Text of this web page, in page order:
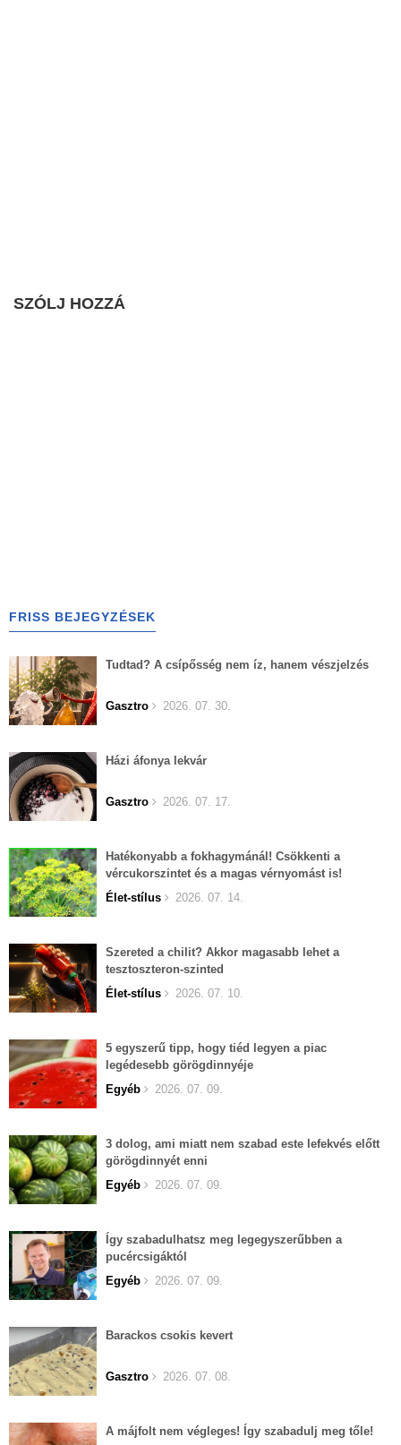
SZÓLJ HOZZÁ
FRISS BEJEGYZÉSEK
Tudtad? A csípősség nem íz, hanem vészjelzés
Gasztro 2026. 07. 30.
Házi áfonya lekvár
Gasztro 2026. 07. 17.
Hatékonyabb a fokhagymánál! Csökkenti a
vércukorszintet és a magas vérnyomást is!
Élet-stílus
2026. 07. 14.
Szereted a chilit? Akkor magasabb lehet a
tesztoszteron-szinted
Élet-stílus
2026. 07. 10.
5 egyszerű tipp, hogy tiéd legyen a piac
legédesebb görögdinnyéje
Egyéb
2026. 07. 09.
3 dolog, ami miatt nem szabad este lefekvés előtt
görögdinnyét enni
Egyéb
2026. 07. 09.
Így szabadulhatsz meg legegyszerűbben a
pucércsigáktól
Egyéb
2026. 07. 09.
Barackos csokis kevert
Gasztro 2026. 07. 08.
A májfolt nem végleges! Így szabadulj meg tőle!